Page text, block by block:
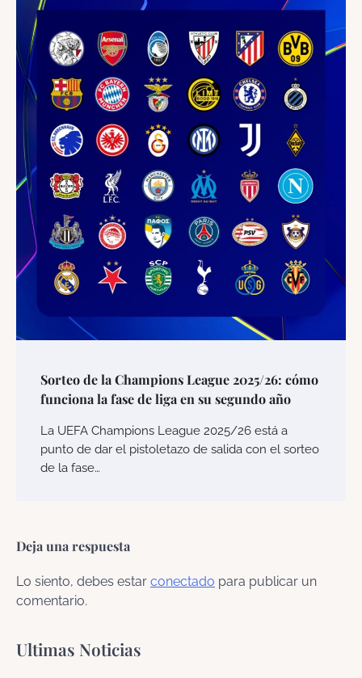
Sorteo de la Champions League 2025/26: cómo
funciona la fase de liga en su segundo año
La UEFA Champions League 2025/26 está a
punto de dar el pistoletazo de salida con el sorteo
de la fase…
Deja una respuesta
Lo siento, debes estar conectado para publicar un
comentario.
Ultimas Noticias